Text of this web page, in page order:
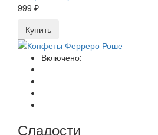
999 ₽
Купить
Включено:
Сладости